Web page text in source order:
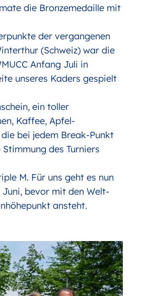
die Bronzemedaille mit
der vergangenen
(Schweiz) war die
Anfang Juli in
unseres Kaders gespielt
ein toller
Kaffee, Apfel-
bei jedem Break-Punkt
des Turniers
M. Für uns geht es nun
bevor mit den Welt-
ansteht.